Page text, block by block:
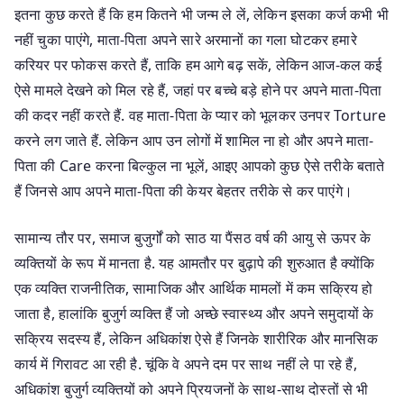
इतना कुछ करते हैं कि हम कितने भी जन्म ले लें, लेकिन इसका कर्ज कभी भी
नहीं चुका पाएंगे, माता-पिता अपने सारे अरमानों का गला घोटकर हमारे
करियर पर फोकस करते हैं, ताकि हम आगे बढ़ सकें, लेकिन आज-कल कई
ऐसे मामले देखने को मिल रहे हैं, जहां पर बच्चे बड़े होने पर अपने माता-पिता
की कदर नहीं करते हैं. वह माता-पिता के प्यार को भूलकर उनपर Torture
करने लग जाते हैं. लेकिन आप उन लोगों में शामिल ना हो और अपने माता-
पिता की Care करना बिल्कुल ना भूलें, आइए आपको कुछ ऐसे तरीके बताते
हैं जिनसे आप अपने माता-पिता की केयर बेहतर तरीके से कर पाएंगे।
सामान्य तौर पर, समाज बुजुर्गों को साठ या पैंसठ वर्ष की आयु से ऊपर के
व्यक्तियों के रूप में मानता है. यह आमतौर पर बुढ़ापे की शुरुआत है क्योंकि
एक व्यक्ति राजनीतिक, सामाजिक और आर्थिक मामलों में कम सक्रिय हो
जाता है, हालांकि बुजुर्ग व्यक्ति हैं जो अच्छे स्वास्थ्य और अपने समुदायों के
सक्रिय सदस्य हैं, लेकिन अधिकांश ऐसे हैं जिनके शारीरिक और मानसिक
कार्य में गिरावट आ रही है. चूंकि वे अपने दम पर साथ नहीं ले पा रहे हैं,
अधिकांश बुजुर्ग व्यक्तियों को अपने प्रियजनों के साथ-साथ दोस्तों से भी